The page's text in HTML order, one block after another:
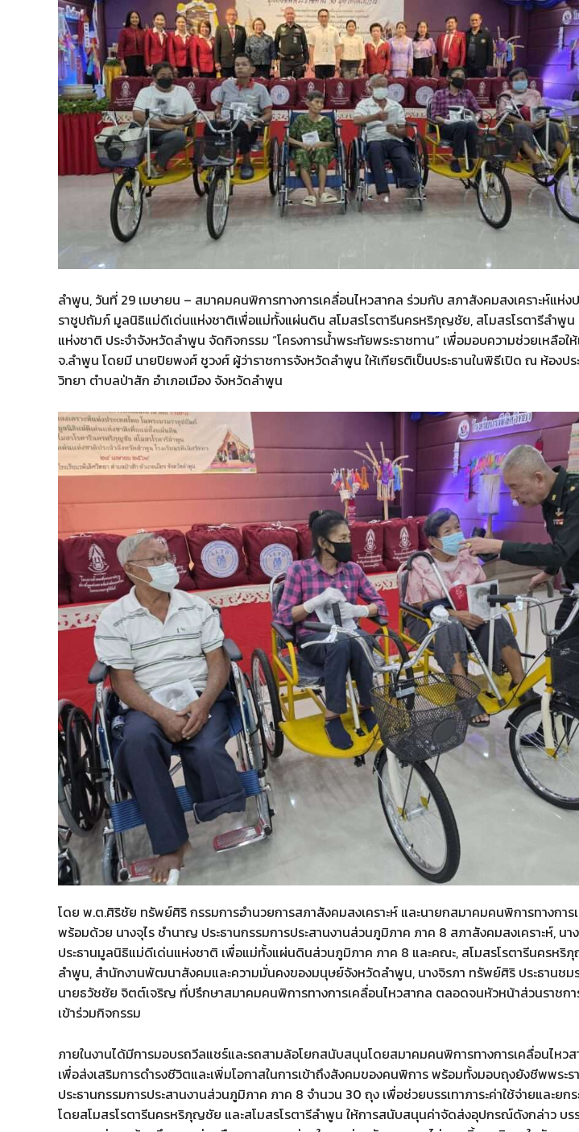
ลำพูน, วันที่ 29 เมษายน – สมาคมคนพิการทางการเคลื่อนไหวสากล ร่วมกับ สภาสังคมสงเคราะห์แห่งป
ราชูปถัมภ์ มูลนิธิแม่ดีเด่นแห่งชาติเพื่อแม่ทั้งแผ่นดิน สโมสรโรตารีนครหริภุญชัย, สโมสรโรตารีลำพูน
แห่งชาติ ประจำจังหวัดลำพูน จัดกิจกรรม “โครงการน้ำพระทัยพระราชทาน” เพื่อมอบความช่วยเหลือ
จ.ลำพูน โดยมี นายปิยพงศ์ ชูวงศ์ ผู้ว่าราชการจังหวัดลำพูน ให้เกียรติเป็นประธานในพิธีเปิด ณ ห้องปร
วิทยา ตำบลป่าสัก อำเภอเมือง จังหวัดลำพูน
โดย พ.ต.ศิริชัย ทรัพย์ศิริ กรรมการอำนวยการสภาสังคมสงเคราะห์ และนายกสมาคมคนพิการทางการ
พร้อมด้วย นางจุไร ชำนาญ ประธานกรรมการประสานงานส่วนภูมิภาค ภาค 8 สภาสังคมสงเคราะห์, น
ประธานมูลนิธิแม่ดีเด่นแห่งชาติ เพื่อแม่ทั้งแผ่นดินส่วนภูมิภาค ภาค 8 และคณะ, สโมสรโรตารีนครหริ
ลำพูน, สำนักงานพัฒนาสังคมและความมั่นคงของมนุษย์จังหวัดลำพูน, นางจิรภา ทรัพย์ศิริ ประธานชม
นายธวัชชัย จิตต์เจริญ ที่ปรึกษาสมาคมคนพิการทางการเคลื่อนไหวสากล ตลอดจนหัวหน้าส่วนราชก
เข้าร่วมกิจกรรม
ภายในงานได้มีการมอบรถวีลแชร์และรถสามล้อโยกสนับสนุนโดยสมาคมคนพิการทางการเคลื่อนไหว
เพื่อส่งเสริมการดำรงชีวิตและเพิ่มโอกาสในการเข้าถึงสังคมของคนพิการ พร้อมทั้งมอบถุงยังชีพพระ
ประธานกรรมการประสานงานส่วนภูมิภาค ภาค 8 จำนวน 30 ถุง เพื่อช่วยบรรเทาภาระค่าใช้จ่ายและย
โดยสโมสรโรตารีนครหริภุญชัย และสโมสรโรตารีลำพูน ให้การสนับสนุนค่าจัดส่งอุปกรณ์ดังกล่าว บร